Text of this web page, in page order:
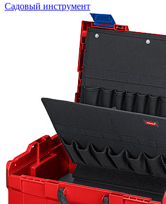
Садовый инструмент